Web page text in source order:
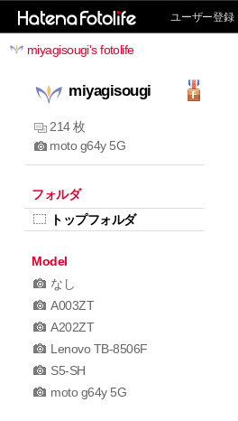
ユーザー登録
miyagisougi's fotolife
miyagisougi
214 枚
moto g64y 5G
フォルダ
トップフォルダ
Model
なし
A003ZT
A202ZT
Lenovo TB-8506F
S5-SH
moto g64y 5G